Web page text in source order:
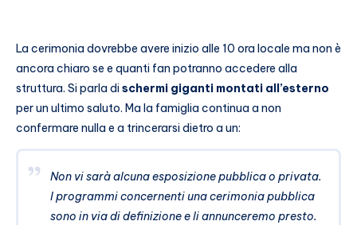
La cerimonia dovrebbe avere inizio alle 10 ora locale ma non è
ancora chiaro se e quanti fan potranno accedere alla
struttura. Si parla dischermi giganti montati all’esterno
per un ultimo saluto. Ma la famiglia continua a non
confermare nulla e a trincerarsi dietro a un:
Non vi sarà alcuna esposizione pubblica o privata.
I programmi concernenti una cerimonia pubblica
sono in via di definizione e li annunceremo presto.